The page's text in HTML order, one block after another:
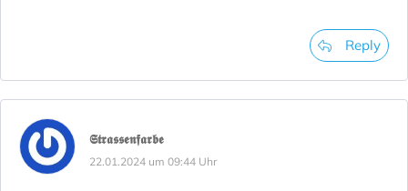
Reply
𝕾𝖙𝖗𝖆𝖘𝖘𝖊𝖓𝖋𝖆𝖗𝖇𝖊
22.01.2024 um 09:44 Uhr